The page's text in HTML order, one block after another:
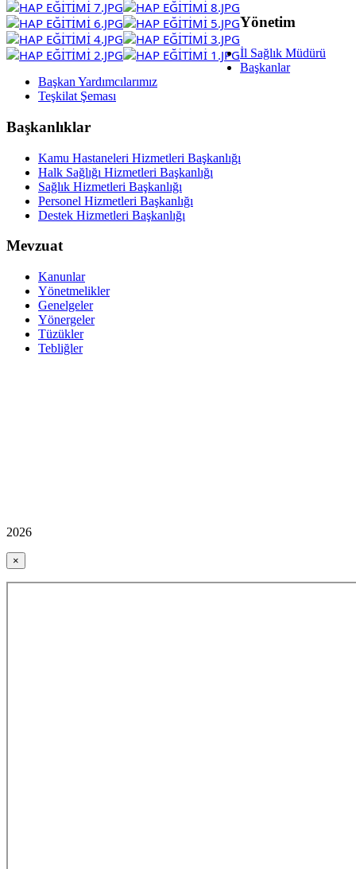
Yönetim
İl Sağlık Müdürü
Başkanlar
Başkan Yardımcılarımız
Teşkilat Şeması
Başkanlıklar
Kamu Hastaneleri Hizmetleri Başkanlığı
Halk Sağlığı Hizmetleri Başkanlığı
Sağlık Hizmetleri Başkanlığı
Personel Hizmetleri Başkanlığı
Destek Hizmetleri Başkanlığı
Mevzuat
Kanunlar
Yönetmelikler
Genelgeler
Yönergeler
Tüzükler
Tebliğler
2026
×